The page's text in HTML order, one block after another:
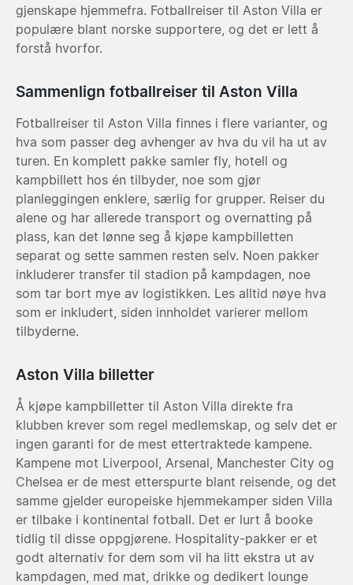
gjenskape hjemmefra. Fotballreiser til Aston Villa er
populære blant norske supportere, og det er lett å
forstå hvorfor.
Sammenlign fotballreiser til Aston Villa
Fotballreiser til Aston Villa finnes i flere varianter, og
hva som passer deg avhenger av hva du vil ha ut av
turen. En komplett pakke samler fly, hotell og
kampbillett hos én tilbyder, noe som gjør
planleggingen enklere, særlig for grupper. Reiser du
alene og har allerede transport og overnatting på
plass, kan det lønne seg å kjøpe kampbilletten
separat og sette sammen resten selv. Noen pakker
inkluderer transfer til stadion på kampdagen, noe
som tar bort mye av logistikken. Les alltid nøye hva
som er inkludert, siden innholdet varierer mellom
tilbyderne.
Aston Villa billetter
Å kjøpe kampbilletter til Aston Villa direkte fra
klubben krever som regel medlemskap, og selv det er
ingen garanti for de mest ettertraktede kampene.
Kampene mot Liverpool, Arsenal, Manchester City og
Chelsea er de mest etterspurte blant reisende, og det
samme gjelder europeiske hjemmekamper siden Villa
er tilbake i kontinental fotball. Det er lurt å booke
tidlig til disse oppgjørene. Hospitality-pakker er et
godt alternativ for dem som vil ha litt ekstra ut av
kampdagen, med mat, drikke og dedikert lounge